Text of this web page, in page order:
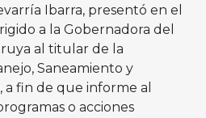
Ibarra, presentó en el
a la Gobernadora del
al titular de la
Saneamiento y
fin de que informe al
o acciones